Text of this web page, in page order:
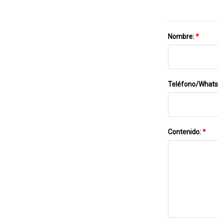
Nombre:*
Teléfono/
Contenido:*